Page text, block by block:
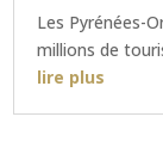
Les Pyrénées-
millions de
lire plus